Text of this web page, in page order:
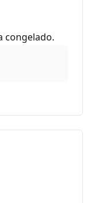
congelado.